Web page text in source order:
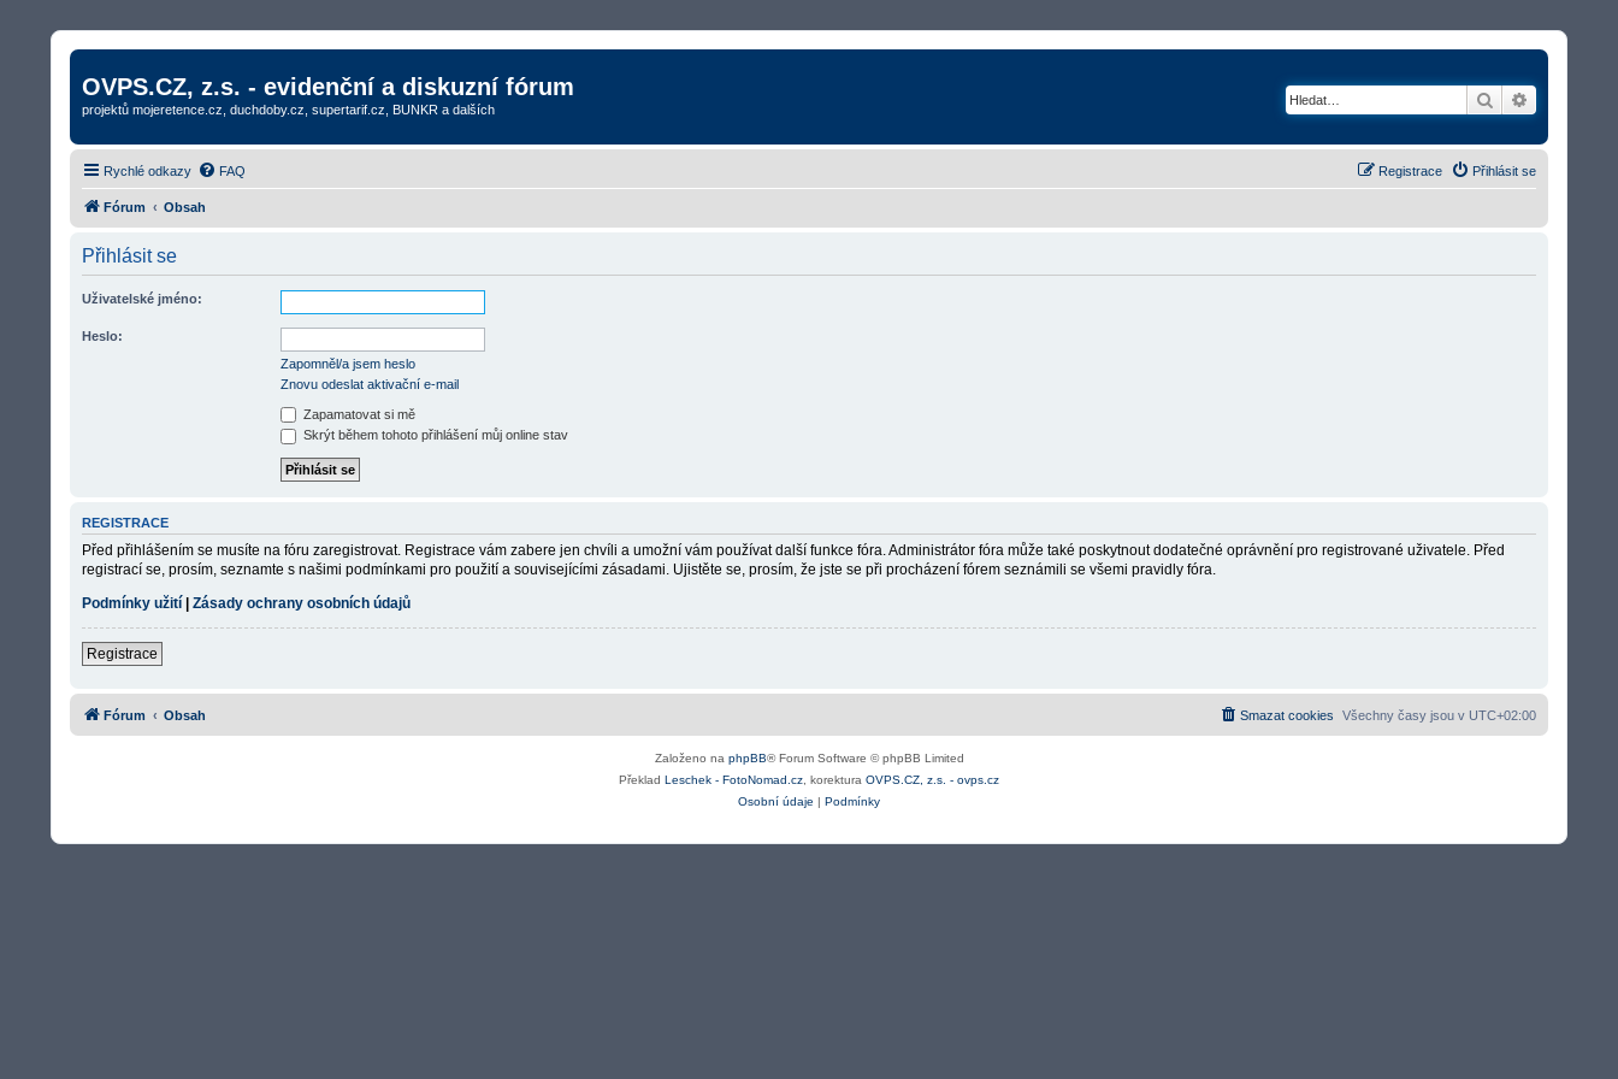
OVPS.CZ, z.s. - evidenční a diskuzní fórum
projektů mojeretence.cz, duchdoby.cz, supertarif.cz, BUNKR a dalších Hledat
Rychlé odkazy FAQ Přihlásit se
Registrace
Fórum Obsah
Přihlásit se
Uživatelské jméno:
Heslo:
Zapomněl/a jsem heslo
Znovu odeslat aktivační e-mail
Zapamatovat si mě
Skrýt během tohoto přihlášení můj online stav
REGISTRACE
Před přihlášením se musíte na fóru zaregistrovat. Registrace vám zabere jen chvíli a umožní vám používat další funkce fóra. Administrátor fóra může také poskytnout dodatečné oprávnění pro registrované uživatele. Před
registrací se, prosím, seznamte s našimi podmínkami pro použití a souvisejícími zásadami. Ujistěte se, prosím, že jste se při procházení fórem seznámili se všemi pravidly fóra.
Podmínky užití
Zásady ochrany osobních údajů
Registrace
Fórum Obsah Všechny časy jsou v UTC+02:00
Smazat cookies
Založeno na phpBB® Forum Software © phpBB Limited
Překlad Leschek - FotoNomad.cz, korektura OVPS.CZ, z.s. - ovps.cz
Osobní údaje | Podmínky